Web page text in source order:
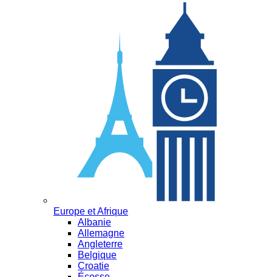
Europe et Afrique
Albanie
Allemagne
Angleterre
Belgique
Croatie